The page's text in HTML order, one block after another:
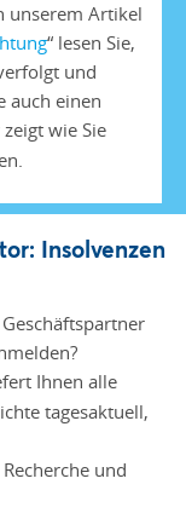
unserem Artikel
“ lesen Sie,
und
auch einen
zeigt wie Sie
Insolvenzen
Ihnen alle
tagesaktuell,
und